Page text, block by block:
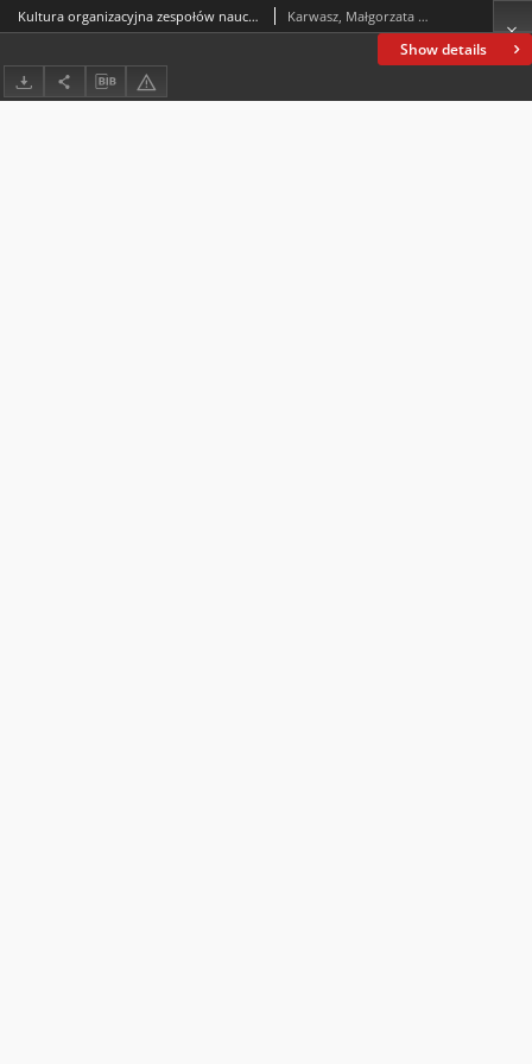
Show details
Kultura organizacyjna zespołów nauczycielskich – diagnoza i tendencje zmian. Komunikat z badań Karwasz, Małgorzata Joanna